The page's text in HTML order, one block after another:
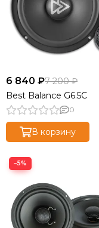
6 840 ₽7 200 ₽
Best Balance G6.5C
0
В корзину
−5%